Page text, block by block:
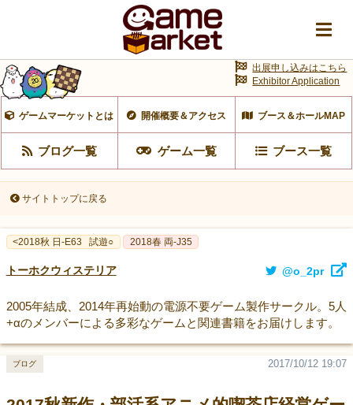
ゲームマーケットとは 開催概要＆アクセス ブース＆ホールMAP
ブログ一覧 ゲーム一覧 ブース一覧
出展申し込みはこちら
Exhibitor Application
サイトトップに戻る
<2018秋 日-E63 試遊○ 2018春 両-J35
トーホクウィステリア @o_2pr
2005年結成、2014年再始動の電源不要ゲーム製作サークル。5人
+αのメンバーによる多彩なゲームと関連書籍をお届けします。
2017/10/12 19:07
ブログ